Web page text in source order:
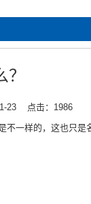
23
点击：1986
一样的，这也只是